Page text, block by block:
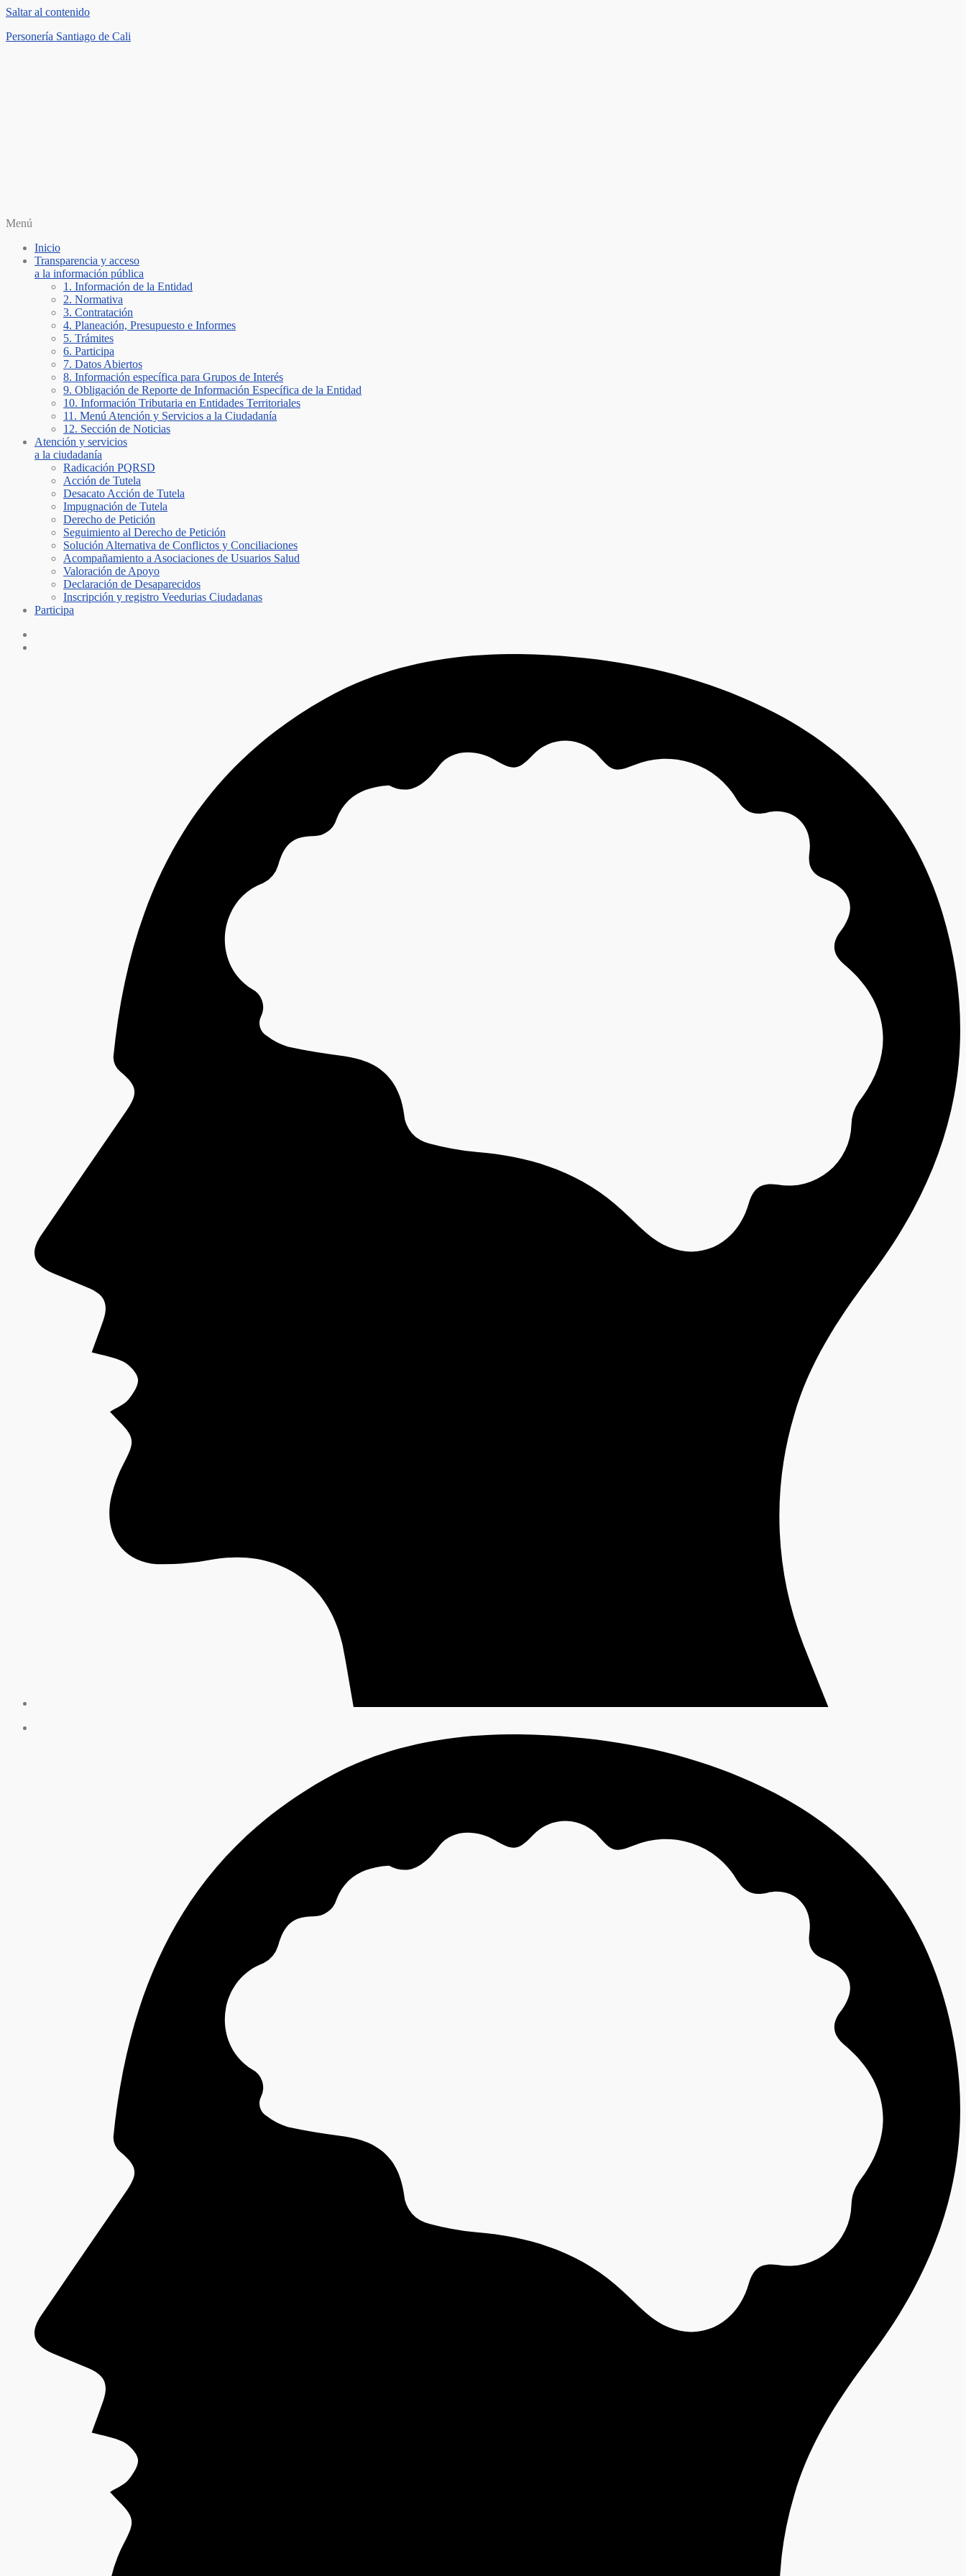
Saltar al contenido
Personería Santiago de Cali
Menú
Inicio
Transparencia y acceso
a la información pública
1. Información de la Entidad
2. Normativa
3. Contratación
4. Planeación, Presupuesto e Informes
5. Trámites
6. Participa
7. Datos Abiertos
8. Información específica para Grupos de Interés
9. Obligación de Reporte de Información Específica de la Entidad
10. Información Tributaria en Entidades Territoriales
11. Menú Atención y Servicios a la Ciudadanía
12. Sección de Noticias
Atención y servicios
a la ciudadanía
Radicación PQRSD
Acción de Tutela
Desacato Acción de Tutela
Impugnación de Tutela
Derecho de Petición
Seguimiento al Derecho de Petición
Solución Alternativa de Conflictos y Conciliaciones
Acompañamiento a Asociaciones de Usuarios Salud
Valoración de Apoyo
Declaración de Desaparecidos
Inscripción y registro Veedurias Ciudadanas
Participa